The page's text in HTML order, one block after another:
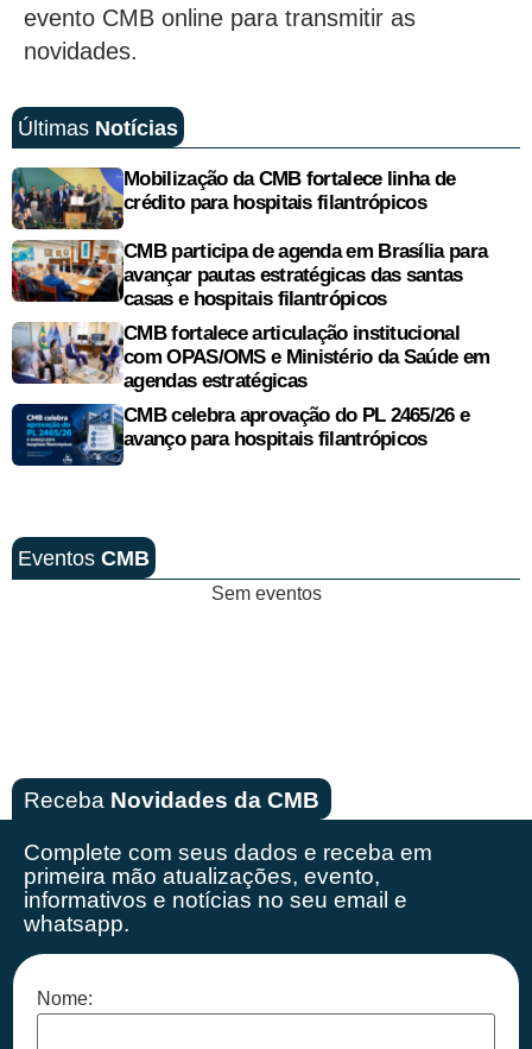
evento CMB online para transmitir as
novidades.
Últimas Notícias
Mobilização da CMB fortalece linha de
crédito para hospitais filantrópicos
CMB participa de agenda em Brasília para
avançar pautas estratégicas das santas
casas e hospitais filantrópicos
CMB fortalece articulação institucional
com OPAS/OMS e Ministério da Saúde em
agendas estratégicas
CMB celebra aprovação do PL 2465/26 e
avanço para hospitais filantrópicos
Eventos CMB
Sem eventos
Receba Novidades da CMB
Complete com seus dados e receba em
primeira mão atualizações, evento,
informativos e notícias no seu email e
whatsapp.
Nome: